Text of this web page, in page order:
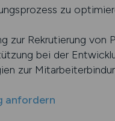
zu
zur Rekrutierung
bei der
zur
anfordern